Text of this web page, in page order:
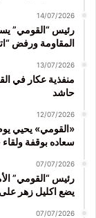
14/07/2026
رئيس “القومي”
المقاومة ورفض
13/07/2026
حاشد
12/07/2026
«القومي» يحيي
سعاده بوقفة
07/07/2026
رئيس “القومي”
يضع اكليل زهر
07/07/2026